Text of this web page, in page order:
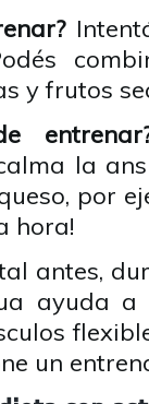
y frutos
la
por
hora!
antes,
ayuda a
un